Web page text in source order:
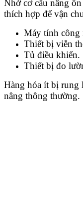
Nhờ cơ cấu nâng
thích hợp để vận
Máy tính công
Thiết bị viễn
Tủ điều khiển.
Thiết bị đo
Hàng hóa ít bị rung
nâng thông thường.